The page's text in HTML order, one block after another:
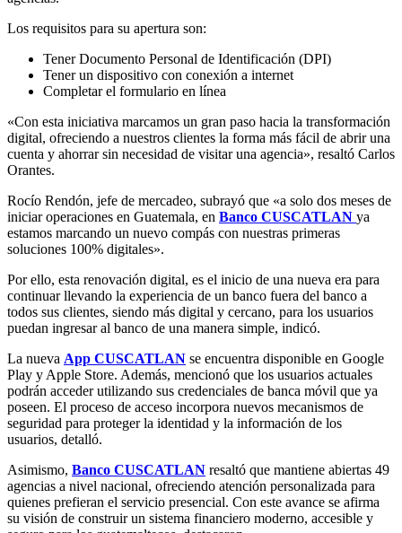
Los requisitos para su apertura son:
Tener Documento Personal de Identificación (DPI)
Tener un dispositivo con conexión a internet
Completar el formulario en línea
«Con esta iniciativa marcamos un gran paso hacia la transformación
digital, ofreciendo a nuestros clientes la forma más fácil de abrir una
cuenta y ahorrar sin necesidad de visitar una agencia», resaltó Carlos
Orantes.
Rocío Rendón, jefe de mercadeo, subrayó que «a solo dos meses de
iniciar operaciones en Guatemala, en Banco CUSCATLAN ya
estamos marcando un nuevo compás con nuestras primeras
soluciones 100% digitales».
Por ello, esta renovación digital, es el inicio de una nueva era para
continuar llevando la experiencia de un banco fuera del banco a
todos sus clientes, siendo más digital y cercano, para los usuarios
puedan ingresar al banco de una manera simple, indicó.
La nueva App CUSCATLAN se encuentra disponible en Google
Play y Apple Store. Además, mencionó que los usuarios actuales
podrán acceder utilizando sus credenciales de banca móvil que ya
poseen. El proceso de acceso incorpora nuevos mecanismos de
seguridad para proteger la identidad y la información de los
usuarios, detalló.
Asimismo, Banco CUSCATLAN resaltó que mantiene abiertas 49
agencias a nivel nacional, ofreciendo atención personalizada para
quienes prefieran el servicio presencial. Con este avance se afirma
su visión de construir un sistema financiero moderno, accesible y